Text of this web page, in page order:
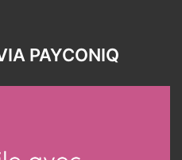
PAYCONIQ